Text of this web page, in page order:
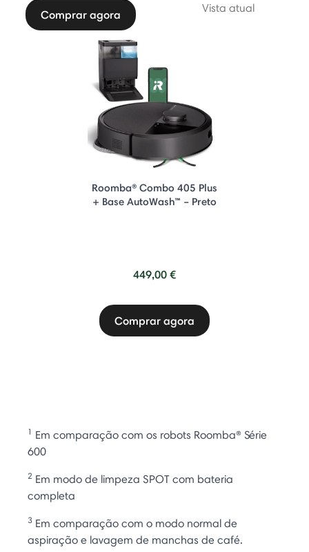
Comprar agora Vista atual
Roomba® Combo 405 Plus
+ Base AutoWash™ – Preto
449,00 €
Comprar agora
1 Em comparação com os robots Roomba® Série
600
2 Em modo de limpeza SPOT com bateria
completa
3 Em comparação com o modo normal de
aspiração e lavagem de manchas de café.